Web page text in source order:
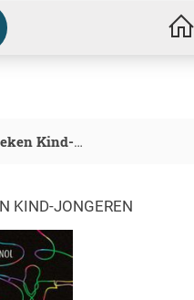
Bijbelse Dagboeken Kind-Jongeren
KIND-JONGEREN